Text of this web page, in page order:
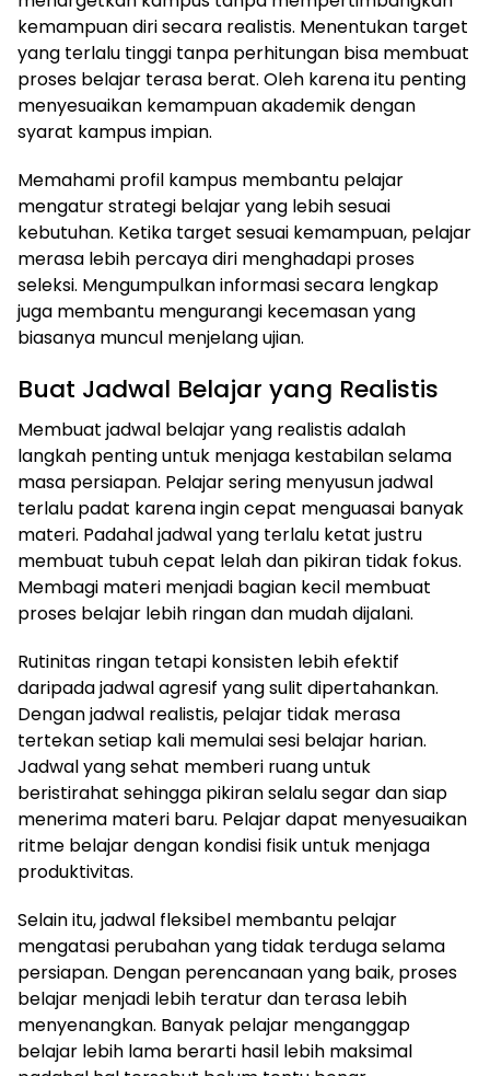
kemampuan diri secara realistis. Menentukan target
yang terlalu tinggi tanpa perhitungan bisa membuat
proses belajar terasa berat. Oleh karena itu penting
menyesuaikan kemampuan akademik dengan
syarat kampus impian.
Memahami profil kampus membantu pelajar
mengatur strategi belajar yang lebih sesuai
kebutuhan. Ketika target sesuai kemampuan, pelajar
merasa lebih percaya diri menghadapi proses
seleksi. Mengumpulkan informasi secara lengkap
juga membantu mengurangi kecemasan yang
biasanya muncul menjelang ujian.
Buat Jadwal Belajar yang Realistis
Membuat jadwal belajar yang realistis adalah
langkah penting untuk menjaga kestabilan selama
masa persiapan. Pelajar sering menyusun jadwal
terlalu padat karena ingin cepat menguasai banyak
materi. Padahal jadwal yang terlalu ketat justru
membuat tubuh cepat lelah dan pikiran tidak fokus.
Membagi materi menjadi bagian kecil membuat
proses belajar lebih ringan dan mudah dijalani.
Rutinitas ringan tetapi konsisten lebih efektif
daripada jadwal agresif yang sulit dipertahankan.
Dengan jadwal realistis, pelajar tidak merasa
tertekan setiap kali memulai sesi belajar harian.
Jadwal yang sehat memberi ruang untuk
beristirahat sehingga pikiran selalu segar dan siap
menerima materi baru. Pelajar dapat menyesuaikan
ritme belajar dengan kondisi fisik untuk menjaga
produktivitas.
Selain itu, jadwal fleksibel membantu pelajar
mengatasi perubahan yang tidak terduga selama
persiapan. Dengan perencanaan yang baik, proses
belajar menjadi lebih teratur dan terasa lebih
menyenangkan. Banyak pelajar menganggap
belajar lebih lama berarti hasil lebih maksimal